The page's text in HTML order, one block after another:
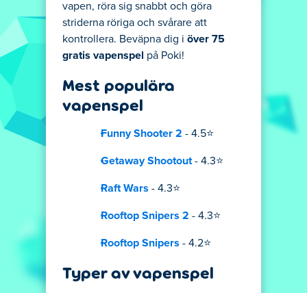
vapen, röra sig snabbt och göra
striderna röriga och svårare att
kontrollera. Beväpna dig i över 75
gratis vapenspel på Poki!
Mest populära
vapenspel
Funny Shooter 2 - 4.5⭐
Getaway Shootout - 4.3⭐
Raft Wars - 4.3⭐
Rooftop Snipers 2 - 4.3⭐
Rooftop Snipers - 4.2⭐
Typer av vapenspel